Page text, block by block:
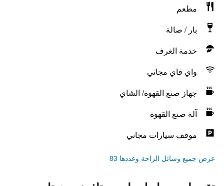
مطعم
بار / صالة
خدمة الغرف
واي فاي مجاني
جهاز صنع القهوة/ الشاي
آلة صنع القهوة
موقف سيارات مجاني
عرض جميع وسائل الراحة وعددها 83